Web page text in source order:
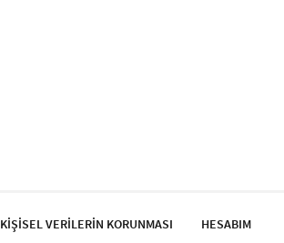
KİŞİSEL VERİLERİN KORUNMASI
HESABIM